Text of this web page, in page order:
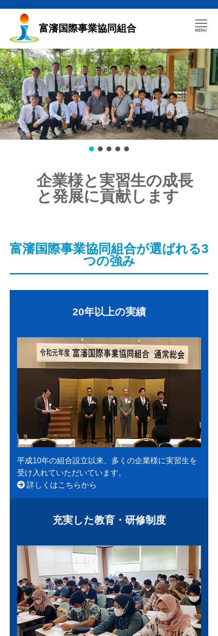
富瀋国際事業協同組合
企業様と実習生の成長
と発展に貢献します
富瀋国際事業協同組合が選ばれる3
つの強み
20年以上の実績
平成10年の組合設立以来、多くの企業様に実習生を
受け入れていただいています。
詳しくはこちらから
充実した教育・研修制度